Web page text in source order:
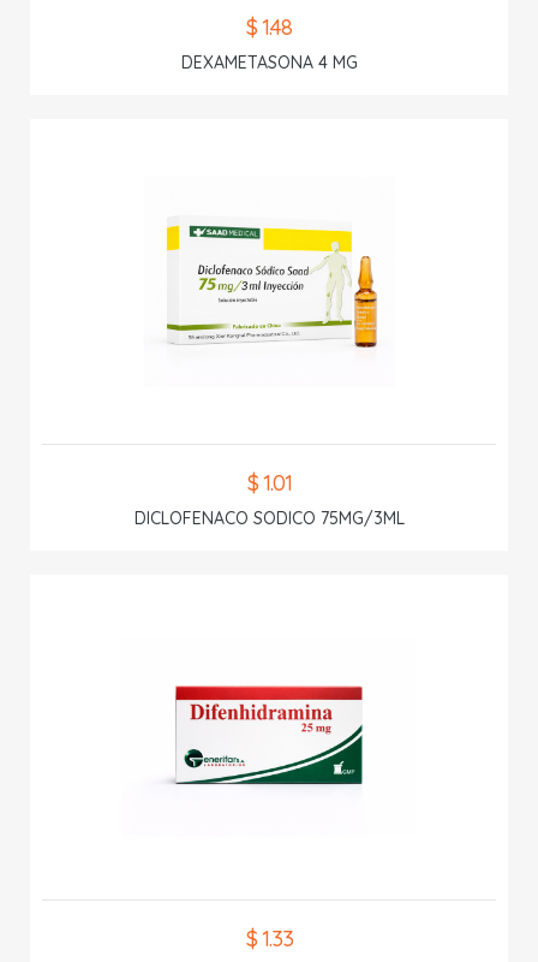
$ 1.48
DEXAMETASONA 4 MG
$ 1.01
DICLOFENACO SODICO 75MG/3ML
$ 1.33